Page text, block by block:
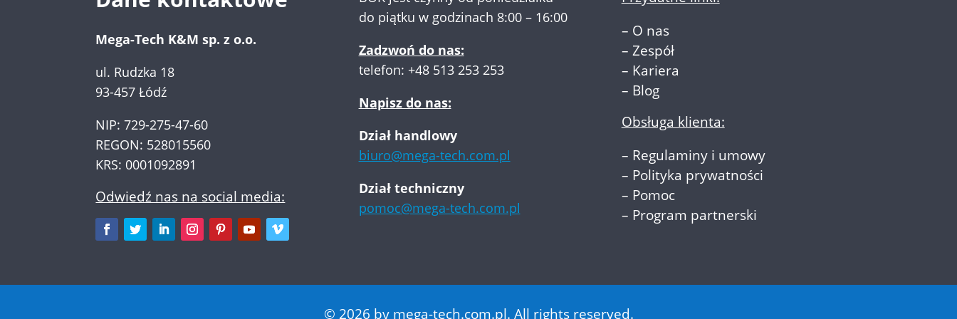
Mega-Tech K&M sp. z o.o.
ul. Rudzka 18
93-457 Łódź
NIP: 729-275-47-60
REGON: 528015560
KRS: 0001092891
Odwiedź nas na social media:
do piątku w godzinach 8:00 – 16:00
Zadzwoń do nas:
telefon: +48 513 253 253
Napisz do nas:
Dział handlowy
biuro@mega-tech.com.pl
Dział techniczny
pomoc@mega-tech.com.pl
– O nas
– Zespół
– Kariera
– Blog
Obsługa klienta:
– Regulaminy i umowy
– Polityka prywatności
– Pomoc
– Program partnerski
© 2026 by mega-tech.com.pl. All rights reserved.